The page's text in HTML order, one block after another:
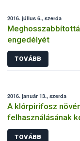
2016. július 6., szerda
engedélyét
TOVÁBB
2016. január 13., szerda
A klórpirifosz
felhasználásának
TOVÁBB